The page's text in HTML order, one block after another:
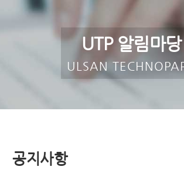
UTP 알림마당
ULSAN
공지사항